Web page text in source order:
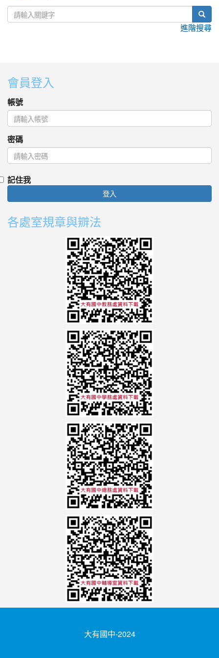
進階搜尋
會員登入
帳號
密碼
記住我
登入
各處室規章與辧法
大有國中-2024